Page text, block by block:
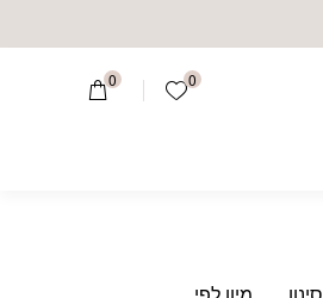
0הרשימה שלי
0